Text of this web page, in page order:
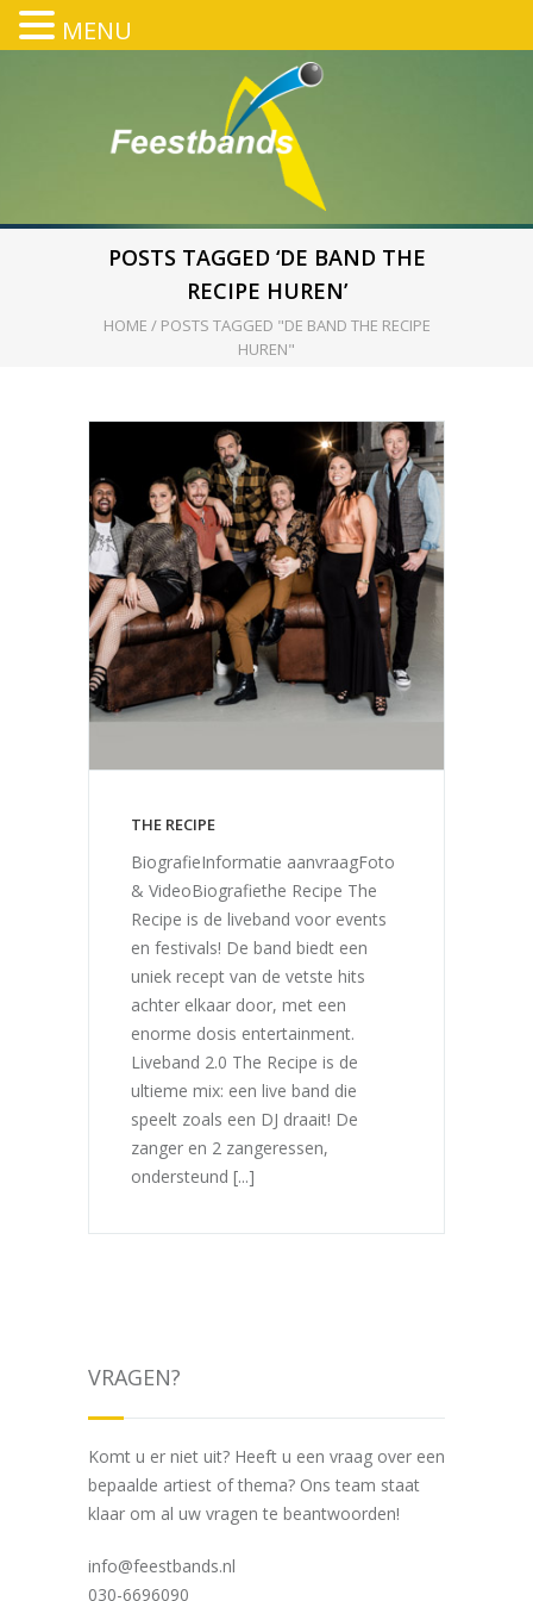
POSTS TAGGED ‘DE BAND THE
RECIPE HUREN’
HOME / POSTS TAGGED "DE BAND THE RECIPE
HUREN"
THE RECIPE
BiografieInformatie aanvraagFoto
& VideoBiografiethe Recipe The
Recipe is de liveband voor events
en festivals! De band biedt een
uniek recept van de vetste hits
achter elkaar door, met een
enorme dosis entertainment.
Liveband 2.0 The Recipe is de
ultieme mix: een live band die
speelt zoals een DJ draait! De
zanger en 2 zangeressen,
ondersteund [...]
VRAGEN?
Komt u er niet uit? Heeft u een vraag over een
bepaalde artiest of thema? Ons team staat
klaar om al uw vragen te beantwoorden!
info@feestbands.nl
030-6696090
MENU